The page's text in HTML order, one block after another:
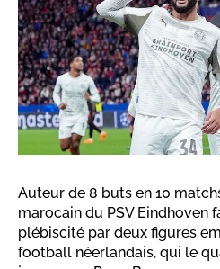
Auteur de 8 buts en 10
marocain du PSV Eindhoven
plébiscité par deux figures
football néerlandais, qui le